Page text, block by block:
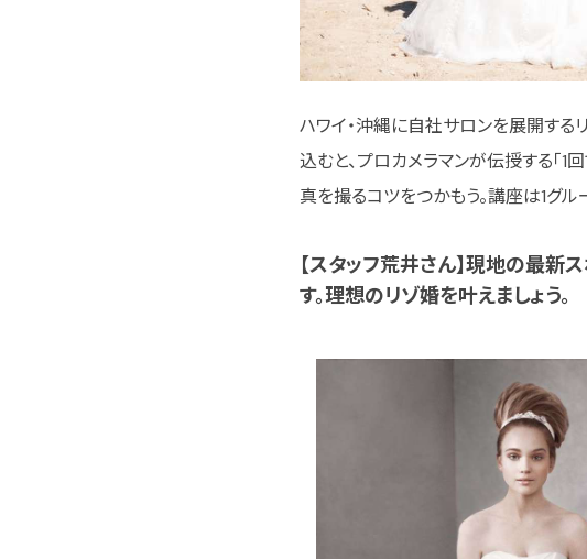
ハワイ・沖縄に自社サロンを展開する
込むと、プロカメラマンが伝授する「
真を撮るコツをつかもう。講座は1グル
【スタッフ荒井さん】現地の最新
す。理想のリゾ婚を叶えましょう。